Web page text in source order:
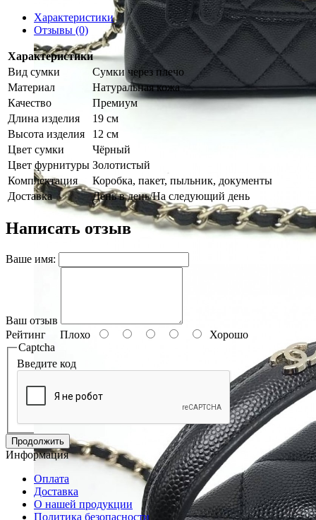
Характеристики
Отзывы (0)
Характеристики
Вид сумки
Сумки через плечо
Материал
Натуральная кожа
Качество
Премиум
Длина изделия
19 см
Высота изделия
12 см
Цвет сумки
Чёрный
Цвет фурнитуры Золотистый
Комплектация
Коробка, пакет, пыльник, документы
Доставка
День в день/На следующий день
Написать отзыв
Ваше имя:
Ваш отзыв
Рейтинг Плохо
Хорошо
Captcha
Введите код
Продолжить
Информация
Оплата
Доставка
О нашей продукции
Политика безопасности